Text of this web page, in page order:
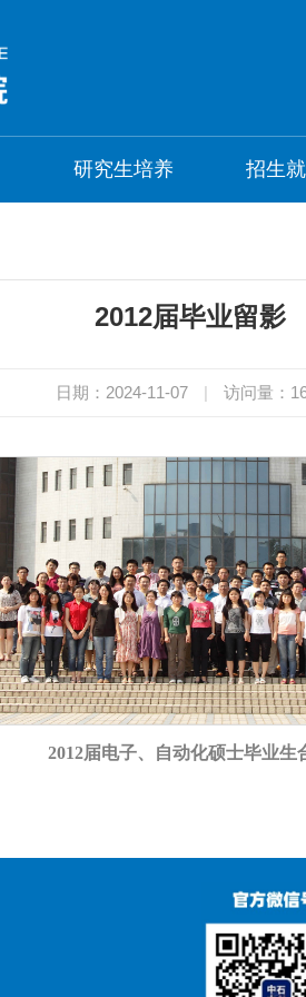
研究生培养 招生
2012届毕业留影
日期：2024-11-07 | 访问量：
2012届电子、自动化硕士毕业生